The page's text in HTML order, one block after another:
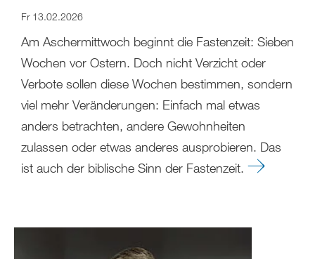
Fr 13.02.2026
Am Aschermittwoch beginnt die Fastenzeit: Sieben
Wochen vor Ostern. Doch nicht Verzicht oder
Verbote sollen diese Wochen bestimmen, sondern
viel mehr Veränderungen: Einfach mal etwas
anders betrachten, andere Gewohnheiten
zulassen oder etwas anderes ausprobieren. Das
ist auch der biblische Sinn der Fastenzeit.